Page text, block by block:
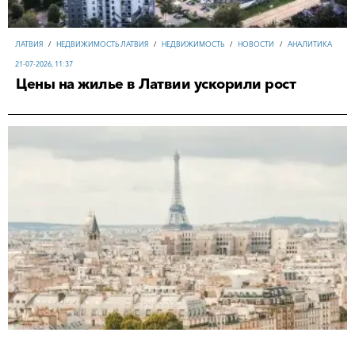
ЛАТВИЯ / НЕДВИЖИМОСТЬ ЛАТВИЯ / НЕДВИЖИМОСТЬ / НОВОСТИ / АНАЛИТИКА
21-07-2026, 11:37
Цены на жилье в Латвии ускорили рост